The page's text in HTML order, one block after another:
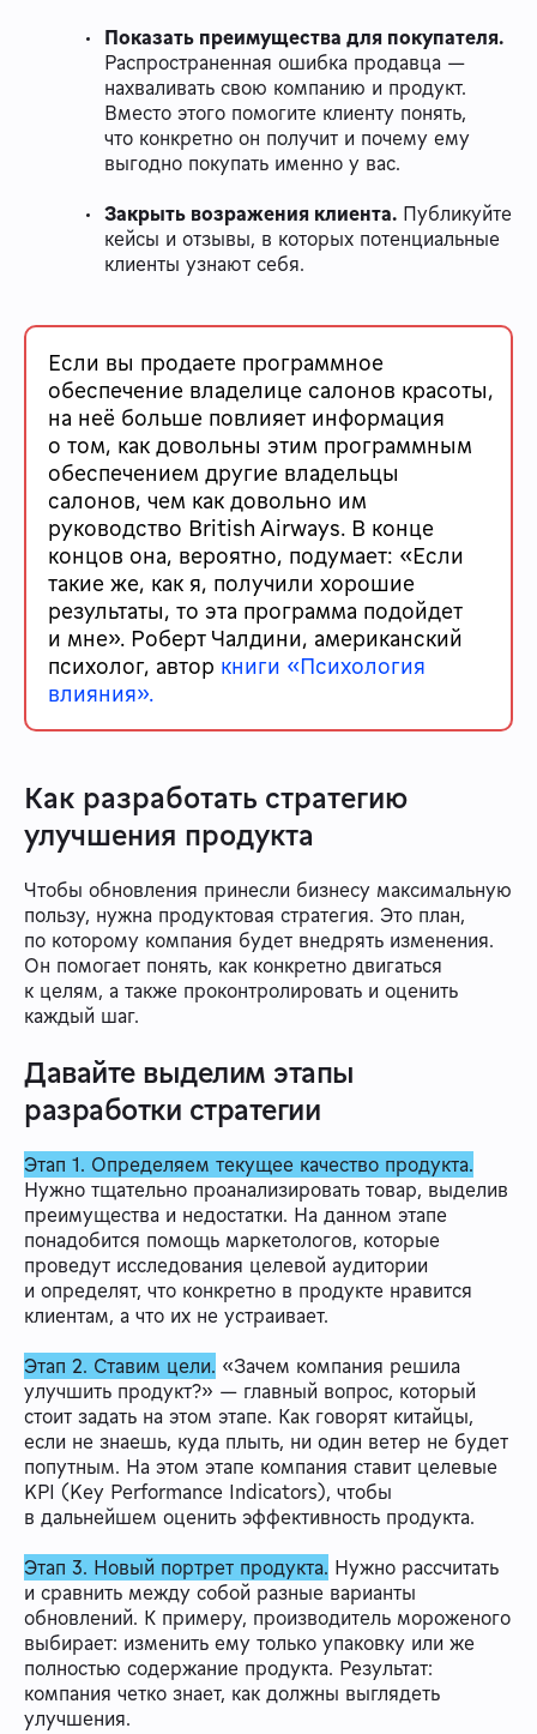
Показать преимущества для покупателя.
Распространенная ошибка продавца —
нахваливать свою компанию и продукт.
Вместо этого помогите клиенту понять,
что конкретно он получит и почему ему
выгодно покупать именно у вас.
Закрыть возражения клиента. Публикуйте
кейсы и отзывы, в которых потенциальные
клиенты узнают себя.
Если вы продаете программное
обеспечение владелице салонов красоты,
на неё больше повлияет информация
о том, как довольны этим программным
обеспечением другие владельцы
салонов, чем как довольно им
руководство British Airways. В конце
концов она, вероятно, подумает: «Если
такие же, как я, получили хорошие
результаты, то эта программа подойдет
и мне». Роберт Чалдини, американский
психолог, автор книги «Психология
влияния».
Как разработать стратегию
улучшения продукта
Чтобы обновления принесли бизнесу максимальную
пользу, нужна продуктовая стратегия. Это план,
по которому компания будет внедрять изменения.
Он помогает понять, как конкретно двигаться
к целям, а также проконтролировать и оценить
каждый шаг.
Давайте выделим этапы
разработки стратегии
Этап 1. Определяем текущее качество продукта.
Нужно тщательно проанализировать товар, выделив
преимущества и недостатки. На данном этапе
понадобится помощь маркетологов, которые
проведут исследования целевой аудитории
и определят, что конкретно в продукте нравится
клиентам, а что их не устраивает.
Этап 2. Ставим цели. «Зачем компания решила
улучшить продукт?» — главный вопрос, который
стоит задать на этом этапе. Как говорят китайцы,
если не знаешь, куда плыть, ни один ветер не будет
попутным. На этом этапе компания ставит целевые
KPI (Key Performance Indicators), чтобы
в дальнейшем оценить эффективность продукта.
Этап 3. Новый портрет продукта. Нужно рассчитать
и сравнить между собой разные варианты
обновлений. К примеру, производитель мороженого
выбирает: изменить ему только упаковку или же
полностью содержание продукта. Результат:
компания четко знает, как должны выглядеть
улучшения.